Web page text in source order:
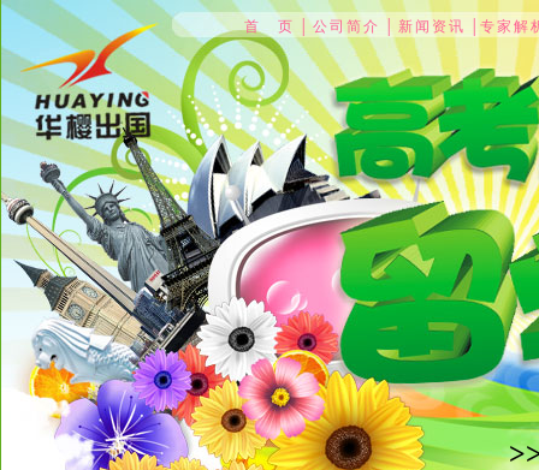
首 页 │公司简介 新闻资讯 专家解